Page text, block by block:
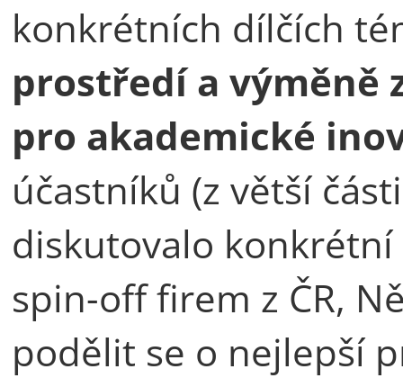
konkrétních dílčích
prostředí a výměně
pro akademické
účastníků (z větší
diskutovalo
spin-off firem z ČR,
podělit se o nejlepší